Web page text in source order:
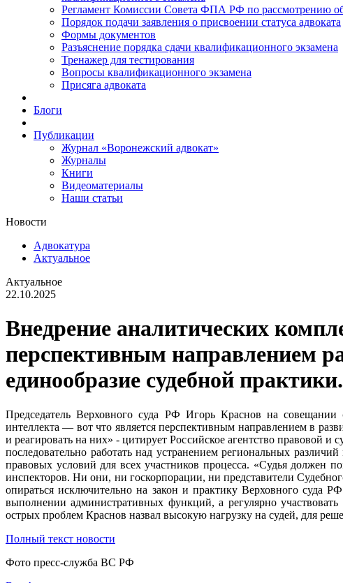
Регламент Комиссии Совета ФПА РФ по рассмотрению
Порядок подачи заявления о присвоении статуса адвоката
Формы документов
Разъяснение порядка сдачи квалификационного экзамена
Тренажер для тестирования
Вопросы квалификационного экзамена
Присяга адвоката
Блоги
Публикации
Журнал «Воронежский адвокат»
Журналы
Книги
Видеоматериалы
Наши статьи
Новости
Адвокатура
Актуальное
Актуальное
22.10.2025
Внедрение аналитических
перспективным направлением
единообразие судебной практики.
Председатель Верховного суда РФ Игорь Краснов на совещании
интеллекта — вот что является перспективным направлением в
и реагировать на них» - цитирует Российское агентство правовой
последовательно работать над устранением региональных
правовых условий для всех участников процесса. «Судья должен
инспекторов. Ни они, ни госкорпорации, ни представители
опираться исключительно на закон и практику Верховного суда
выполнении административных функций, а регулярно
острых проблем Краснов назвал высокую нагрузку на судей, для
Полный текст новости
Фото пресс-служба ВС РФ